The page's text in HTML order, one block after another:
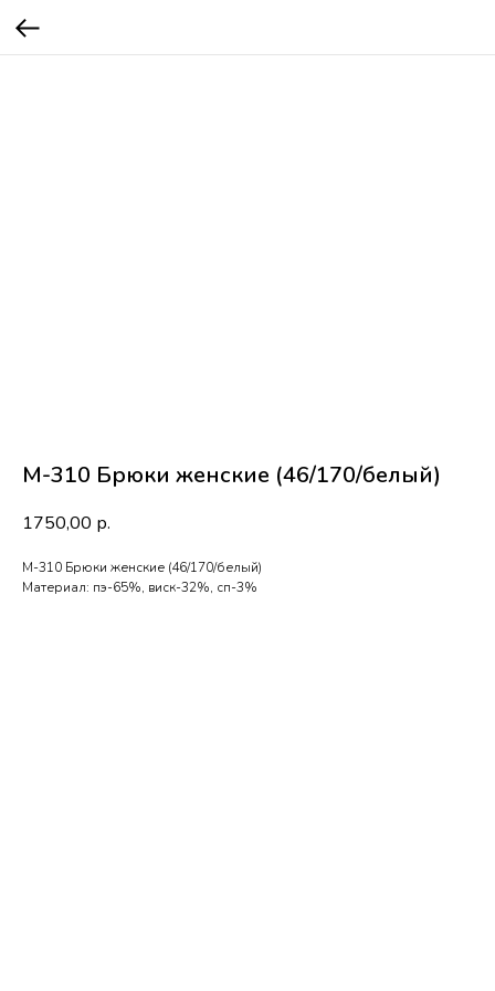
М-310 Брюки женские (46/170/белый)
1750,00 р.
М-310 Брюки женские (46/170/белый)
Материал: пэ-65%, виск-32%, сп-3%